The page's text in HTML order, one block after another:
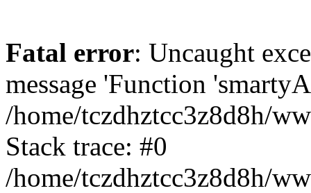
Fatal error: Uncaught
message 'Function
/home/tczdhztcc3z8d8h/
Stack trace: #0
/home/tczdhztcc3z8d8h/